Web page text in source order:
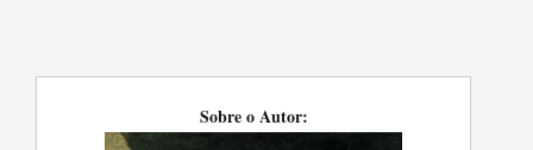
Sobre o Autor: